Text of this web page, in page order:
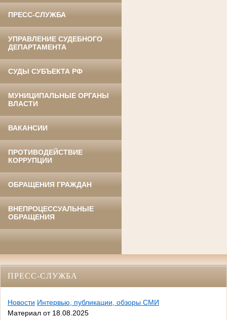
ПРЕСС-СЛУЖБА
УПРАВЛЕНИЕ СУДЕБНОГО
ДЕПАРТАМЕНТА
СУДЫ СУБЪЕКТА РФ
МУНИЦИПАЛЬНЫЕ ОРГАНЫ
ВЛАСТИ
ВАКАНСИИ
ПРОТИВОДЕЙСТВИЕ
КОРРУПЦИИ
ОБРАЩЕНИЯ ГРАЖДАН
ВНЕПРОЦЕССУАЛЬНЫЕ
ОБРАЩЕНИЯ
ПРЕСС-СЛУЖБА
Новости Интервью, публикации, обзоры СМИ
Материал от 18.08.2025